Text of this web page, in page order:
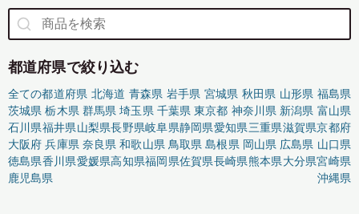
都道府県で絞り込む
全ての都道府県 北海道 青森県 岩手県 宮城県 秋田県 山形県 福島県
茨城県 栃木県 群馬県 埼玉県 千葉県 東京都 神奈川県 新潟県 富山県
石川県福井県山梨県長野県岐阜県静岡県愛知県三重県滋賀県京都府
大阪府 兵庫県 奈良県 和歌山県 鳥取県 島根県 岡山県 広島県 山口県
徳島県香川県愛媛県高知県福岡県佐賀県長崎県熊本県大分県宮崎県
鹿児島県
沖縄県